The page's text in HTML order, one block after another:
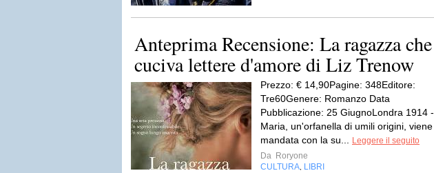
Anteprima Recensione: La ragazza che
cuciva lettere d'amore di Liz Trenow
Prezzo: € 14,90Pagine: 348Editore:
Tre60Genere: Romanzo Data
Pubblicazione: 25 GiugnoLondra 1914 -
Maria, un'orfanella di umili origini, viene
mandata con la su...
Leggere il seguito
Da Roryone
CULTURA LIBRI